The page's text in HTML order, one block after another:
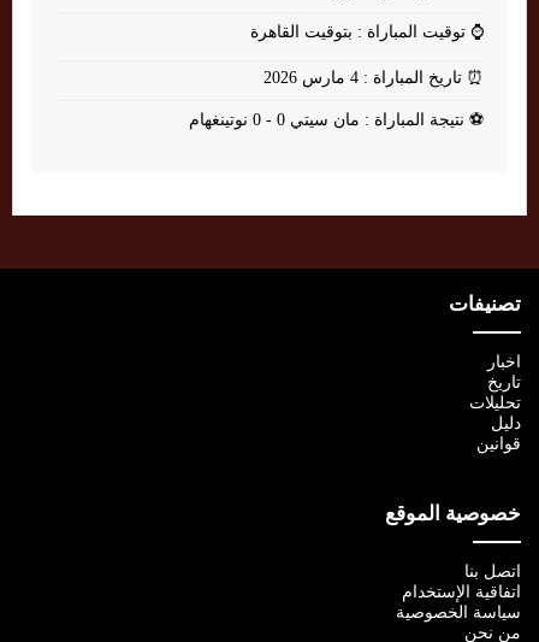
⌚ توقيت المباراة : بتوقيت القاهرة
⏰ تاريخ المباراة : 4 مارس 2026
⚽ نتيجة المباراة : مان سيتي 0 - 0 نوتينغهام
تصنيفات
اخبار
تاريخ
تحليلات
دليل
قوانين
خصوصية الموقع
اتصل بنا
اتفاقية الإستخدام
سياسة الخصوصية
من نحن